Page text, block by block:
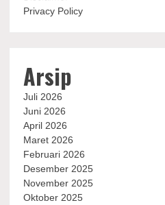
Privacy Policy
Arsip
Juli 2026
Juni 2026
April 2026
Maret 2026
Februari 2026
Desember 2025
November 2025
Oktober 2025